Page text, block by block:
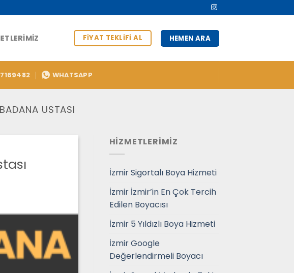
FIYAT TEKLIFI AL HEMEN ARA
WHATSAPP
USTASI
HİZMETLERİMİZ
İzmir Sigortalı Boya Hizmeti
İzmir İzmir’in En Çok Tercih
Edilen Boyacısı
İzmir 5 Yıldızlı Boya Hizmeti
İzmir Google
Değerlendirmeli Boyacı